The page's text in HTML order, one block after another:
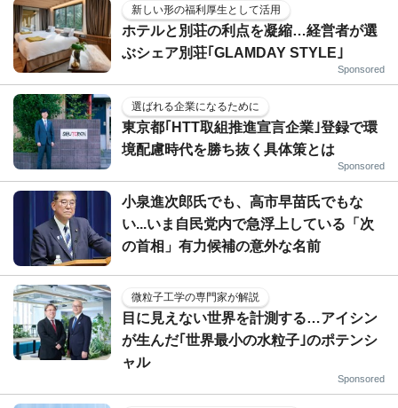
新しい形の福利厚生として活用
ホテルと別荘の利点を凝縮…経営者が選
ぶシェア別荘｢GLAMDAY STYLE｣
Sponsored
選ばれる企業になるために
東京都｢HTT取組推進宣言企業｣登録で環
境配慮時代を勝ち抜く具体策とは
Sponsored
小泉進次郎氏でも、高市早苗氏でもな
い...いま自民党内で急浮上している「次
の首相」有力候補の意外な名前
微粒子工学の専門家が解説
目に見えない世界を計測する…アイシン
が生んだ｢世界最小の水粒子｣のポテンシ
ャル
Sponsored